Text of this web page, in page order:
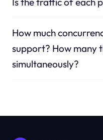
How much
support? How many
simultaneously?